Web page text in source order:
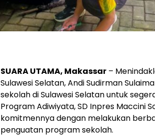
SUARA UTAMA, Makassar –
Sulawesi Selatan, Andi Sudirman
sekolah di Sulawesi Selatan untuk
Program Adiwiyata, SD Inpres Maccini
komitmennya dengan melakukan
penguatan program sekolah.